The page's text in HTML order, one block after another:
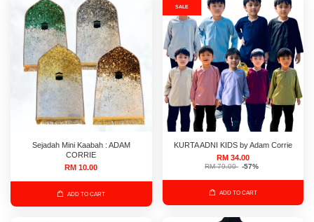
Sejadah Mini Kaabah : ADAM
CORRIE
RM 10.00
ADD TO CART
SALE
KURTA ADNI KIDS by Adam Corrie
RM 34.00
RM 79.00 -57%
ADD TO CART